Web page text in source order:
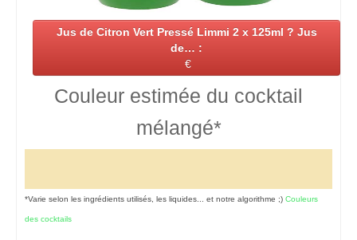
Jus de Citron Vert Pressé Limmi 2 x 125ml ? Jus
de… :
€
Couleur estimée du cocktail
mélangé*
*Varie selon les ingrédients utilisés, les liquides... et notre algorithme ;) Couleurs
des cocktails